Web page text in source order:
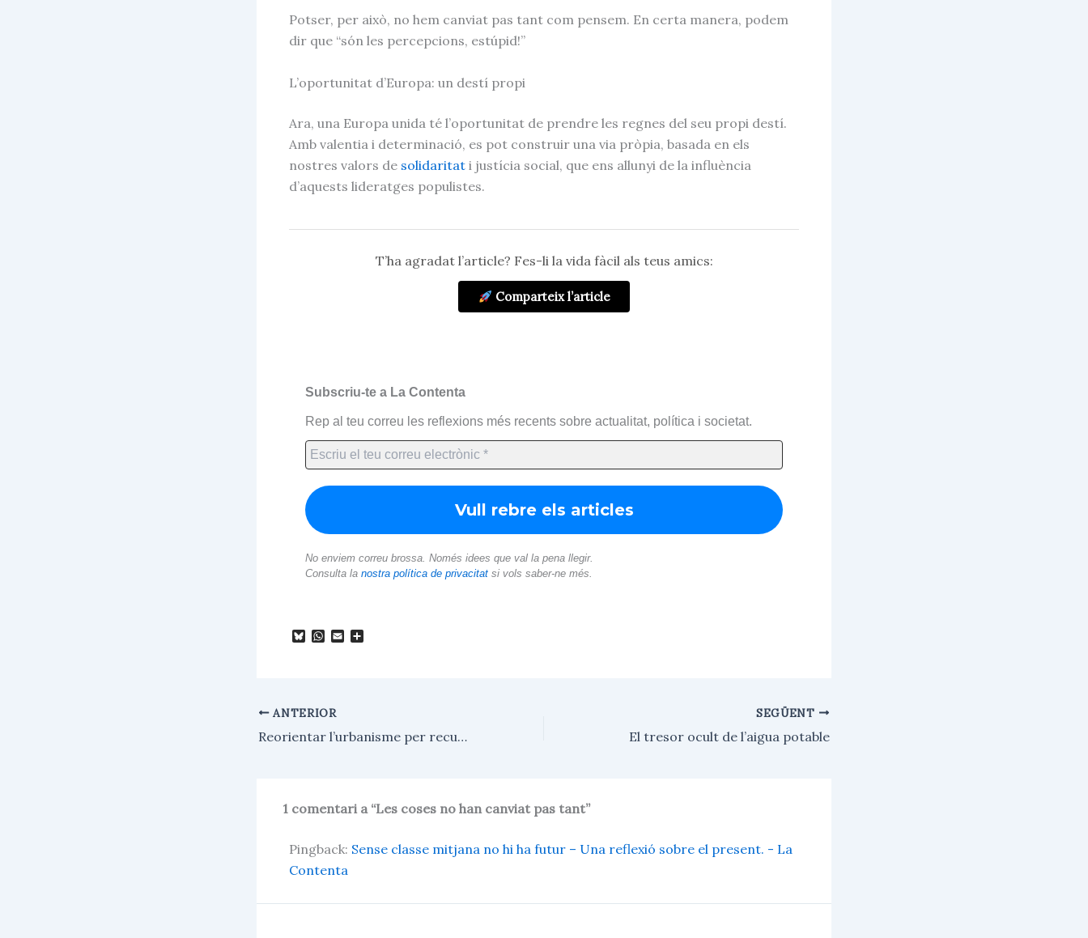
Potser, per això, no hem canviat pas tant com pensem. En certa manera, podem
dir que “són les percepcions, estúpid!”
L’oportunitat d’Europa: un destí propi
Ara, una Europa unida té l’oportunitat de prendre les regnes del seu propi destí.
Amb valentia i determinació, es pot construir una via pròpia, basada en els
nostres valors de solidaritat i justícia social, que ens allunyi de la influència
d’aquests lideratges populistes.
T’ha agradat l’article? Fes-li la vida fàcil als teus amics:
Comparteix l’article
Subscriu-te a La Contenta
Rep al teu correu les reflexions més recents sobre actualitat, política i societat.
No enviem correu brossa. Només idees que val la pena llegir.
Consulta la nostra política de privacitat si vols saber-ne més.
B
y
W
p
E
i
ANTERIOR
Reorientar l’urbanisme per recuperar la qualitat de vida a Andorra
SEGÜENT
El tresor ocult de l’aigua potable
1 comentari a “Les coses no han canviat pas tant”
Pingback: Sense classe mitjana no hi ha futur – Una reflexió sobre el present. - La
Contenta